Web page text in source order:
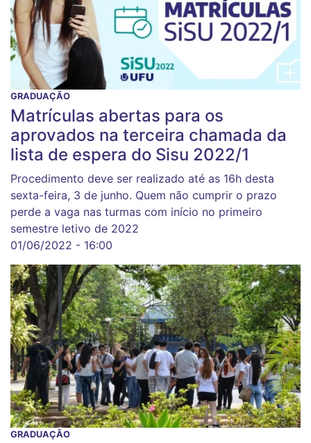
GRADUAÇÃO
Matrículas abertas para os
aprovados na terceira chamada da
lista de espera do Sisu 2022/1
Procedimento deve ser realizado até as 16h desta
sexta-feira, 3 de junho. Quem não cumprir o prazo
perde a vaga nas turmas com início no primeiro
semestre letivo de 2022
01/06/2022 - 16:00
GRADUAÇÃO